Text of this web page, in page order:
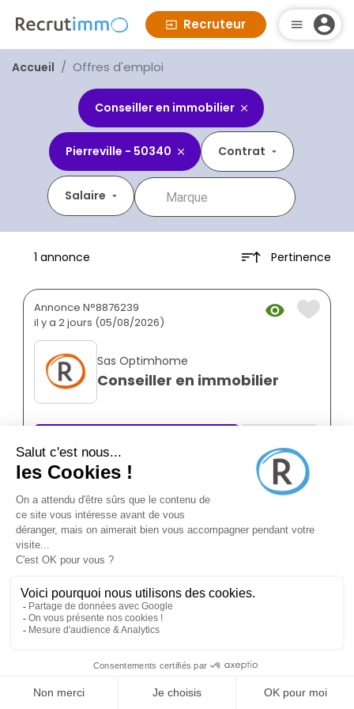
Recruteur
Accueil Offres d'emploi
Conseiller en immobilier
Pierreville - 50340 Contrat
Salaire
1 annonce Pertinence
Annonce N°8876239
il y a 2 jours (05/08/2026)
Sas Optimhome
Conseiller en immobilier
Indépendant